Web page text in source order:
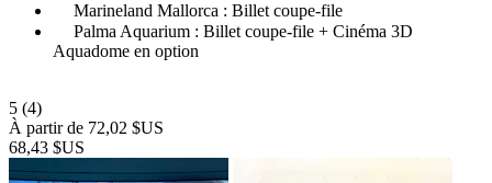
Marineland Mallorca : Billet coupe-file
Palma Aquarium : Billet coupe-file + Cinéma 3D
Aquadome en option
5 (4)
À partir de 72,02 $US
68,43 $US